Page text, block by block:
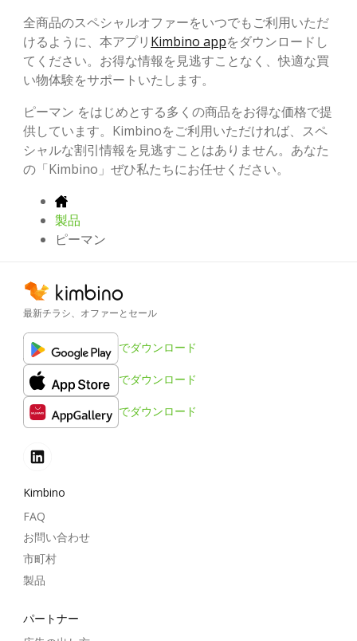
全商品のスペシャルオファーをいつでもご利用いただ
けるように、本アプリ Kimbino appをダウンロードし
てください。お得な情報を見逃すことなく、快適な買
い物体験をサポートいたします。
ピーマン をはじめとする多くの商品をお得な価格で提
供しています。Kimbinoをご利用いただければ、スペ
シャルな割引情報を見逃すことはありません。あなた
の「Kimbino」ぜひ私たちにお任せください。
製品
ピーマン
最新チラシ、オファーとセール
でダウンロード
でダウンロード
でダウンロード
Kimbino
FAQ
お問い合わせ
市町村
製品
パートナー